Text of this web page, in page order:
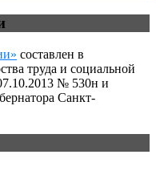
составлен в
труда и социальной
№ 530н и
Санкт-